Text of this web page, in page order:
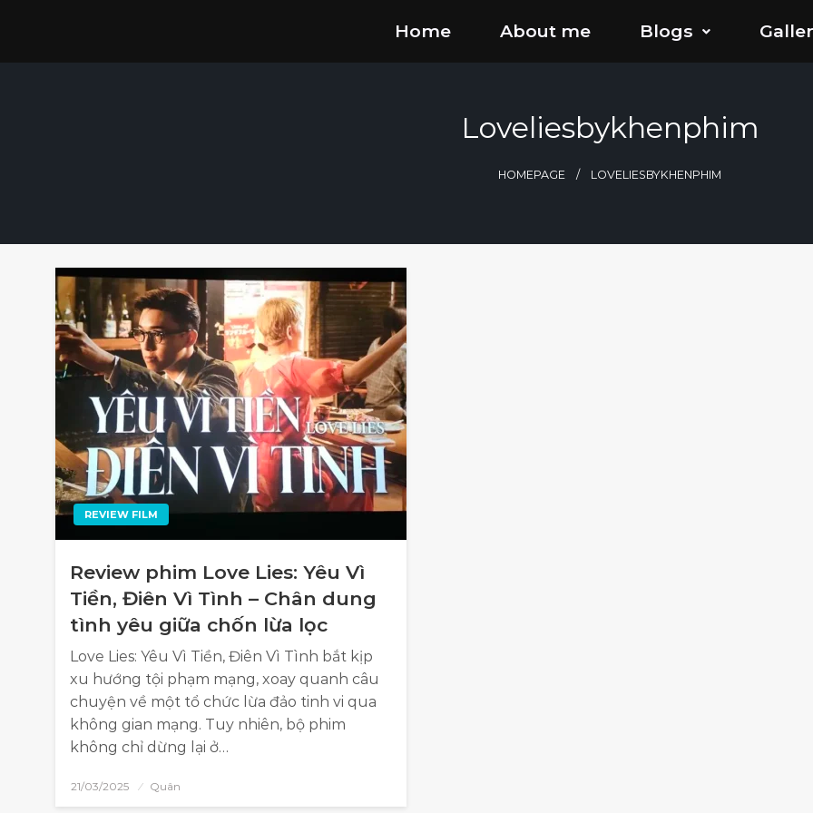
Home About me Blogs
Loveliesbykhenphim
HOMEPAGE LOVELIESBYKHENPHIM
REVIEW FILM
Review phim Love Lies: Yêu Vì
Tiền, Điên Vì Tình – Chân dung
tình yêu giữa chốn lừa lọc
Love Lies: Yêu Vì Tiền, Điên Vì Tình bắt kịp
xu hướng tội phạm mạng, xoay quanh câu
chuyện về một tổ chức lừa đảo tinh vi qua
không gian mạng. Tuy nhiên, bộ phim
không chỉ dừng lại ở…
21/03/2025 Quân